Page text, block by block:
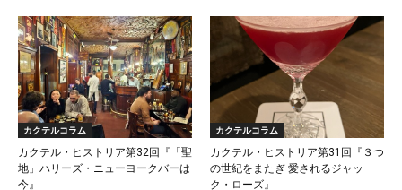
カクテルコラム
カクテル・ヒストリア第32回『「聖
地」ハリーズ・ニューヨークバーは
今』
カクテルコラム
カクテル・ヒストリア第31回『３つ
の世紀をまたぎ 愛されるジャッ
ク・ローズ』